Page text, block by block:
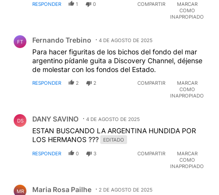
RESPONDER 1 0 COMPARTIR
MARCAR
COMO
INAPROPIADO
FT Fernando Trebino 4 DE AGOSTO DE 2025
Para hacer figuritas de los bichos del fondo del mar
argentino pídanle guita a Discovery Channel, déjense
de molestar con los fondos del Estado.
RESPONDER 2 2 COMPARTIR
MARCAR
COMO
INAPROPIADO
DS DANY SAVINO 4 DE AGOSTO DE 2025
ESTAN BUSCANDO LA ARGENTINA HUNDIDA POR
LOS HERMANOS ???
EDITADO
RESPONDER 0 3 COMPARTIR
MARCAR
COMO
INAPROPIADO
MR Maria Rosa Pailhe 2 DE AGOSTO DE 2025